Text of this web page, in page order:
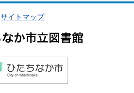
サイトマップ